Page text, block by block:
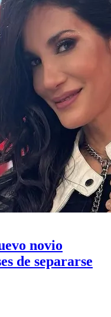
novio
de separarse